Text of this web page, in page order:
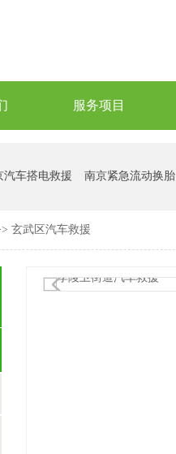
服务项目
汽车搭电救援 南京紧急流动换胎
玄武区汽车救援